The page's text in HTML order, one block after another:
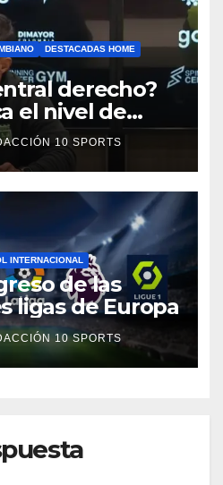
DESTACADAS HOME
derecho?
el nivel de
10 SPORTS
INTERNACIONAL
de las
ligas de Europa
10 SPORTS